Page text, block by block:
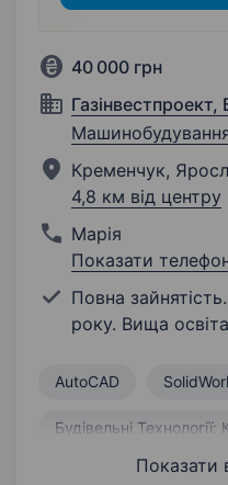
40 000 грн
Кременчук,
4,8 км від центру
Марія
Показати
Повна
року. Вища
AutoCAD
Будівельні
ПроєктуванняПоказати